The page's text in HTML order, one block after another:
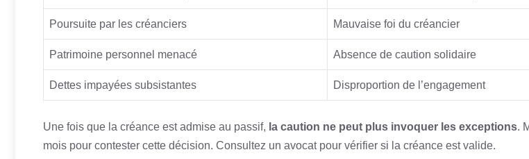
Poursuite par les créanciers Mauvaise foi du créancier
Patrimoine personnel menacé Absence de caution solidaire
Dettes impayées subsistantes Disproportion de l’engagement
Une fois que la créance est admise au passif, la caution ne peut plus invoquer les exceptions.
mois pour contester cette décision. Consultez un avocat pour vérifier si la créance est valide.